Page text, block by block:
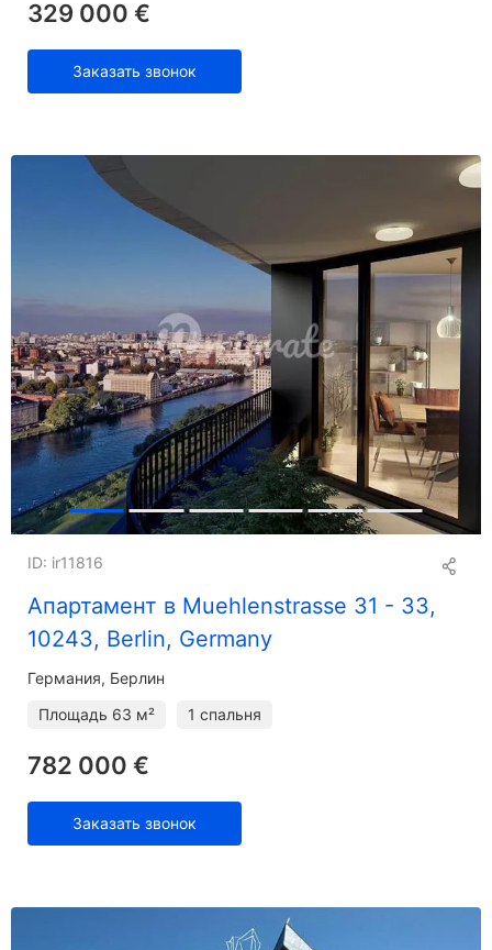
329 000 €
Заказать звонок
Апартамент в Muehlenstrasse 31 - 33,
10243, Berlin, Germany
ID: ir11816
Германия, Берлин
Площадь 63 м² 1 спальня
782 000 €
Заказать звонок